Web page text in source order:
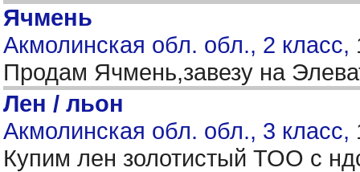
Ячмень
Акмолинская обл. обл., 2 класс,
Продам Ячмень,завезу на
Лен / льон
Акмолинская обл. обл., 3 класс,
Купим лен золотистый ТОО с